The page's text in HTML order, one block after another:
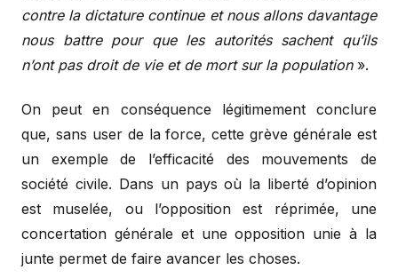
contre la dictature continue et nous allons davantage
nous battre pour que les autorités sachent qu’ils
n’ont pas droit de vie et de mort sur la population».
On peut en conséquence légitimement conclure
que, sans user de la force, cette grève générale est
un exemple de l’efficacité des mouvements de
société civile. Dans un pays où la liberté d’opinion
est muselée, ou l’opposition est réprimée, une
concertation générale et une opposition unie à la
junte permet de faire avancer les choses.